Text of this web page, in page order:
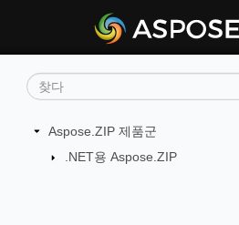
Aspose.ZIP 제품군
.NET용 Aspose.ZIP